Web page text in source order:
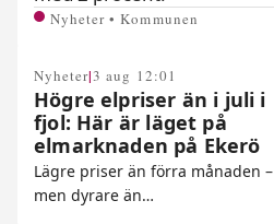
Nyheter • Kommunen
Nyheter|3 aug 12:01
Högre elpriser än i juli i
fjol: Här är läget på
elmarknaden på Ekerö
Lägre priser än förra månaden –
men dyrare än…